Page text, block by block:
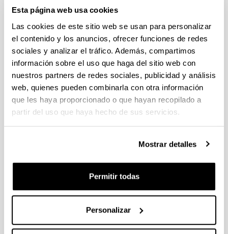
Esta página web usa cookies
Las cookies de este sitio web se usan para personalizar
el contenido y los anuncios, ofrecer funciones de redes
sociales y analizar el tráfico. Además, compartimos
información sobre el uso que haga del sitio web con
nuestros partners de redes sociales, publicidad y análisis
web, quienes pueden combinarla con otra información
que les haya proporcionado o que hayan recopilado a
partir del uso que haya hecho de sus servicios.
Mostrar detalles
Permitir todas
Personalizar
19/07/2023 Se ha publicado la propuesta de adjudicación
CONVOCATORIA AYUDAS PARA LA FINANCIACIÓN DE
PLANES DE INVESTIGACIÓN EN COOPERACIÓN EN EL
ÁREA DE LA INTELIGENCIA ARTIFICIAL
DESARROLLADOS POR GRUPOS DE INVESTIGACIÓN
INTERDISCIPLINARES
Plazo de presentación cerrado: 13/07/2023 - 15/09/2023 23:59
EL PLAZO INTERNO DE PRESENTACIÓN DE SOLICITUDES
ES DEL 13/07/2023 AL 08/09/2023 (INCLUSIVE).
Innovación para incentivar la consolidación investigadora
14/07/2023 - Plazo interno para presentación de solicitudes: